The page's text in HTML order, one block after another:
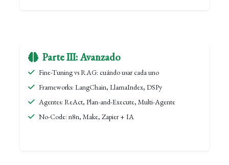
Parte III: Avanzado
Fine-Tuning vs RAG: cuándo usar cada uno
Frameworks: LangChain, LlamaIndex, DSPy
Agentes: ReAct, Plan-and-Execute, Multi-Agente
No-Code: n8n, Make, Zapier + IA